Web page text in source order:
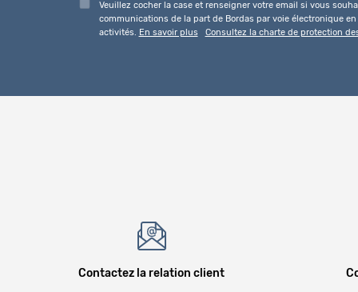
Veuillez cocher la case et renseigner votre email si vous
communications de la part de Bordas par voie électronique
activités. En savoir plus Consultez la charte de protection
Contactez la relation client